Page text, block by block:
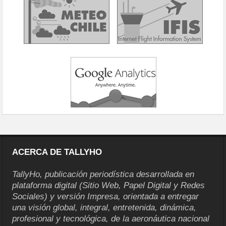
ACERCA DE TALLYHO
TallyHo, publicación periodística desarrollada en
plataforma digital (Sitio Web, Papel Digital y Redes
Sociales) y versión Impresa, orientada a entregar
una visión global, integral, entretenida, dinámica,
profesional y tecnológica, de la aeronáutica nacional